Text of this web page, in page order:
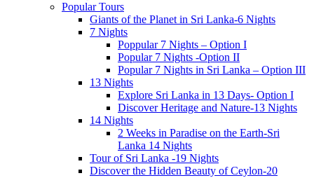
Popular Tours
Giants of the Planet in Sri Lanka-6 Nights
7 Nights
Poppular 7 Nights – Option I
Popular 7 Nights -Option II
Popular 7 Nights in Sri Lanka – Option III
13 Nights
Explore Sri Lanka in 13 Days- Option I
Discover Heritage and Nature-13 Nights
14 Nights
2 Weeks in Paradise on the Earth-Sri
Lanka 14 Nights
Tour of Sri Lanka -19 Nights
Discover the Hidden Beauty of Ceylon-20